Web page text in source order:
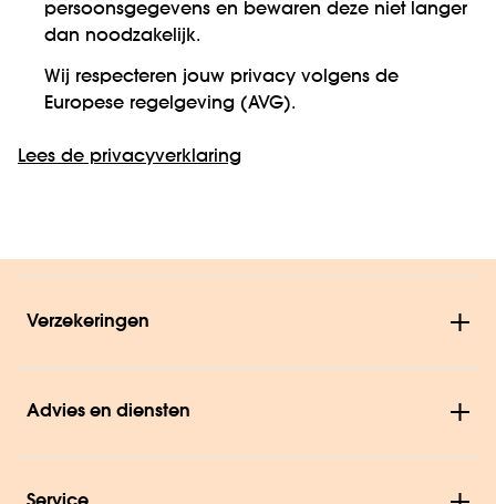
persoonsgegevens en bewaren deze niet langer
dan noodzakelijk.
Wij respecteren jouw privacy volgens de
Europese regelgeving (AVG).
Lees de privacyverklaring
Verzekeringen
Advies en diensten